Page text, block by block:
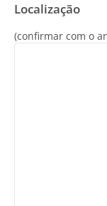
Localização
(confirmar com o